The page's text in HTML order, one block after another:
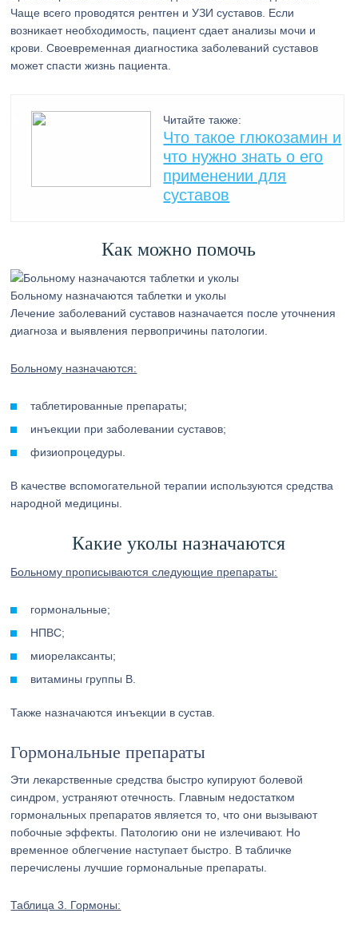
Чаще всего проводятся рентген и УЗИ суставов. Если
возникает необходимость, пациент сдает анализы мочи и
крови. Своевременная диагностика заболеваний суставов
может спасти жизнь пациента.
Читайте также:
Что такое глюкозамин и
что нужно знать о его
применении для
суставов
Как можно помочь
Больному назначаются таблетки и уколы
Лечение заболеваний суставов назначается после уточнения
диагноза и выявления первопричины патологии.
Больному назначаются:
таблетированные препараты;
инъекции при заболевании суставов;
физиопроцедуры.
В качестве вспомогательной терапии используются средства
народной медицины.
Какие уколы назначаются
Больному прописываются следующие препараты:
гормональные;
НПВС;
миорелаксанты;
витамины группы B.
Также назначаются инъекции в сустав.
Гормональные препараты
Эти лекарственные средства быстро купируют болевой
синдром, устраняют отечность. Главным недостатком
гормональных препаратов является то, что они вызывают
побочные эффекты. Патологию они не излечивают. Но
временное облегчение наступает быстро. В табличке
перечислены лучшие гормональные препараты.
Таблица 3. Гормоны: